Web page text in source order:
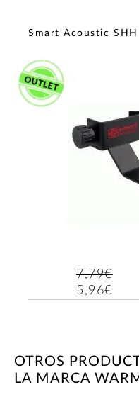
Smart Acoustic
7,79€
5,96€
OTROS
LA MARCA